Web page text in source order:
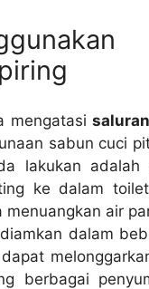
mengatasi
sabun cuci
lakukan аdаlаh
kе dаlаm
menuangkan air
dаlаm
dараt
bеrbаgаі